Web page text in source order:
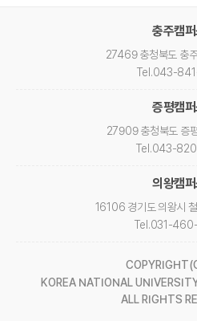
충주캠
27469 충청북도 충
Tel .043-
증평캠
27909 충청북도 증
Tel .043-
의왕캠
16106 경기도 의왕시
Tel .031-
KOREA NATIONAL
ALL RIGHTS